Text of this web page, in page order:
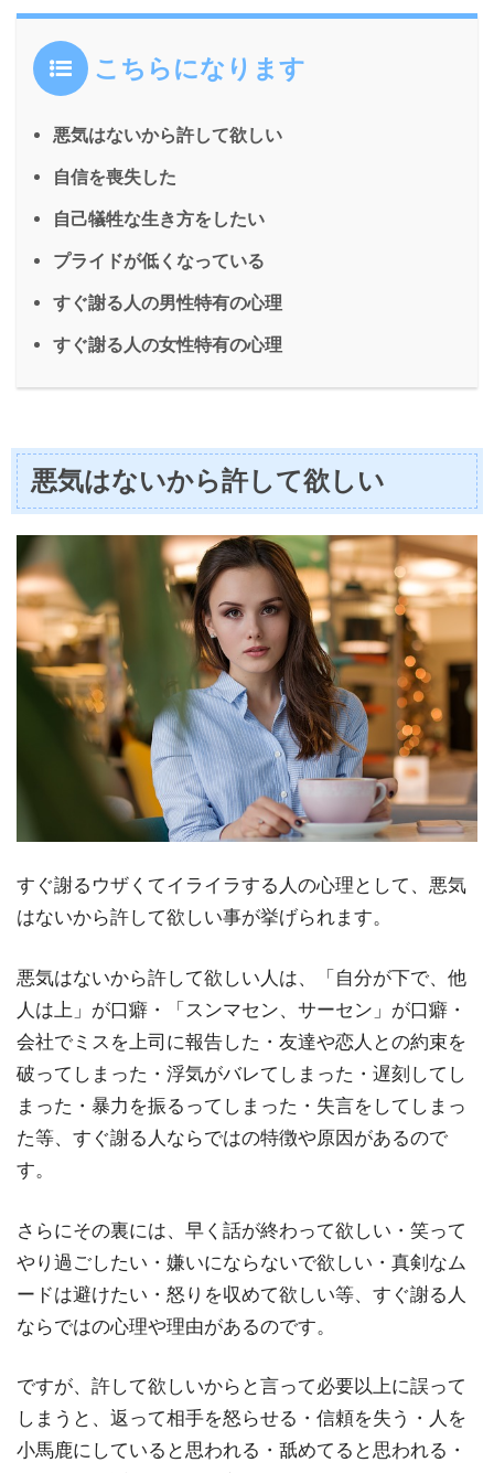
こちらになります
悪気はないから許して欲しい
自信を喪失した
自己犠牲な生き方をしたい
プライドが低くなっている
すぐ謝る人の男性特有の心理
すぐ謝る人の女性特有の心理
悪気はないから許して欲しい
すぐ謝るウザくてイライラする人の心理として、悪気
はないから許して欲しい事が挙げられます。
悪気はないから許して欲しい人は、「自分が下で、他
人は上」が口癖・「スンマセン、サーセン」が口癖・
会社でミスを上司に報告した・友達や恋人との約束を
破ってしまった・浮気がバレてしまった・遅刻してし
まった・暴力を振るってしまった・失言をしてしまっ
た等、すぐ謝る人ならではの特徴や原因があるので
す。
さらにその裏には、早く話が終わって欲しい・笑って
やり過ごしたい・嫌いにならないで欲しい・真剣なム
ードは避けたい・怒りを収めて欲しい等、すぐ謝る人
ならではの心理や理由があるのです。
ですが、許して欲しいからと言って必要以上に誤って
しまうと、返って相手を怒らせる・信頼を失う・人を
小馬鹿にしていると思われる・舐めてると思われる・